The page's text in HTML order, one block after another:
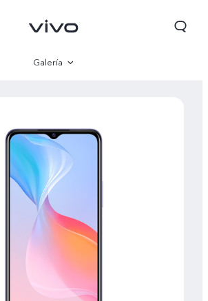
Galería
Especificaciones